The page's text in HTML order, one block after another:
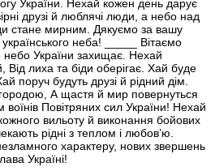
України. Нехай кожен день дарує
друзі й люблячі люди, а небо над
стане мирним. Дякуємо за вашу
українського неба! _____ Вітаємо
небо України захищає. Нехай
Від лиха та біди оберігає. Хай буде
поруч будуть друзі й рідний дім.
А щастя й мир повернуться
воїнів Повітряних сил України! Нехай
вильоту й виконання бойових
рідні з теплом і любов’ю.
характеру, нових звершень
Україні!